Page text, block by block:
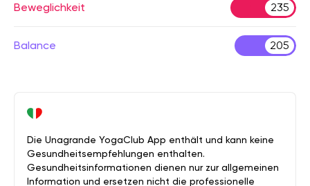
Beweglichkeit 235
Balance 205
Die Unagrande YogaClub App enthält und kann keine
Gesundheitsempfehlungen enthalten.
Gesundheitsinformationen dienen nur zur allgemeinen
Information und ersetzen nicht die professionelle